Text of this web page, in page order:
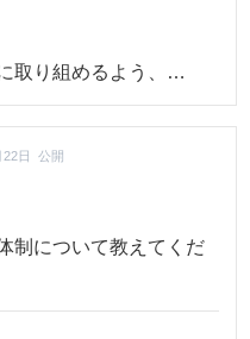
取り組めるよう、…
22日 公開
制について教えてくだ